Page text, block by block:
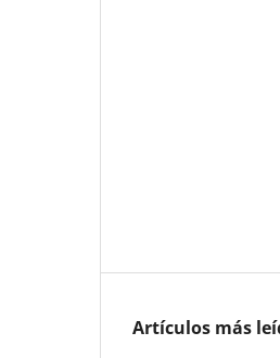
Artículos más